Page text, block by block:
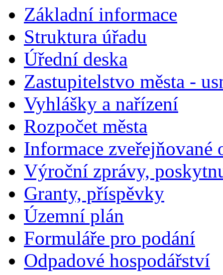
Základní informace
Struktura úřadu
Úřední deska
Zastupitelstvo města -
Vyhlášky a nařízení
Rozpočet města
Informace zveřejňované
Výroční zprávy,
Granty, příspěvky
Územní plán
Formuláře pro podání
Odpadové hospodářství